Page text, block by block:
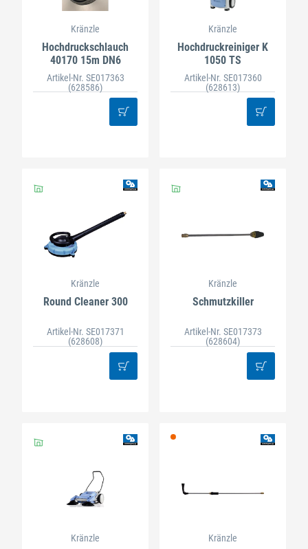
Kränzle
Hochdruckschlauch
40170 15m DN6
Artikel-Nr. SE017363
(628586)
Kränzle
Hochdruckreiniger K
1050 TS
Artikel-Nr. SE017360
(628613)
Kränzle
Round Cleaner 300
Artikel-Nr. SE017371
(628608)
Kränzle
Schmutzkiller
Artikel-Nr. SE017373
(628604)
Kränzle Kränzle